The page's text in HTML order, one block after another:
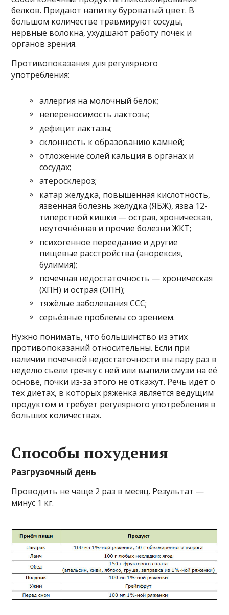
белков. Придают напитку буроватый цвет. В
большом количестве травмируют сосуды,
нервные волокна, ухудшают работу почек и
органов зрения.
Противопоказания для регулярного
употребления:
аллергия на молочный белок;
непереносимость лактозы;
дефицит лактазы;
склонность к образованию камней;
отложение солей кальция в органах и
сосудах;
атеросклероз;
катар желудка, повышенная кислотность,
язвенная болезнь желудка (ЯБЖ), язва 12-
типерстной кишки — острая, хроническая,
неуточнённая и прочие болезни ЖКТ;
психогенное переедание и другие
пищевые расстройства (анорексия,
булимия);
почечная недостаточность — хроническая
(ХПН) и острая (ОПН);
тяжёлые заболевания ССС;
серьёзные проблемы со зрением.
Нужно понимать, что большинство из этих
противопоказаний относительны. Если при
наличии почечной недостаточности вы пару раз в
неделю съели гречку с ней или выпили смузи на её
основе, почки из-за этого не откажут. Речь идёт о
тех диетах, в которых ряженка является ведущим
продуктом и требует регулярного употребления в
больших количествах.
Способы похудения
Разгрузочный день
Проводить не чаще 2 раз в месяц. Результат —
минус 1 кг.